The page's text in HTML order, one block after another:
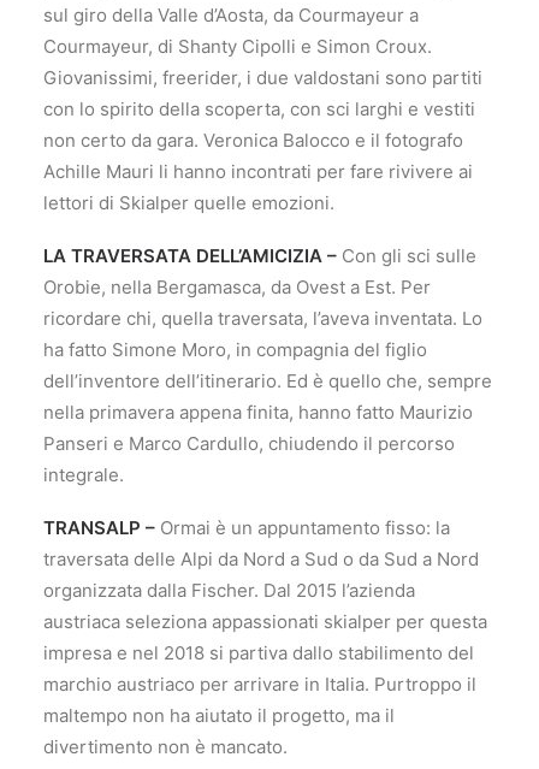
sul giro della Valle d’Aosta, da Courmayeur a
Courmayeur, di Shanty Cipolli e Simon Croux.
Giovanissimi, freerider, i due valdostani sono partiti
con lo spirito della scoperta, con sci larghi e vestiti
non certo da gara. Veronica Balocco e il fotografo
Achille Mauri li hanno incontrati per fare rivivere ai
lettori di Skialper quelle emozioni.
LA TRAVERSATA DELL’AMICIZIA – Con gli sci sulle
Orobie, nella Bergamasca, da Ovest a Est. Per
ricordare chi, quella traversata, l’aveva inventata. Lo
ha fatto Simone Moro, in compagnia del figlio
dell’inventore dell’itinerario. Ed è quello che, sempre
nella primavera appena finita, hanno fatto Maurizio
Panseri e Marco Cardullo, chiudendo il percorso
integrale.
TRANSALP – Ormai è un appuntamento fisso: la
traversata delle Alpi da Nord a Sud o da Sud a Nord
organizzata dalla Fischer. Dal 2015 l’azienda
austriaca seleziona appassionati skialper per questa
impresa e nel 2018 si partiva dallo stabilimento del
marchio austriaco per arrivare in Italia. Purtroppo il
maltempo non ha aiutato il progetto, ma il
divertimento non è mancato.